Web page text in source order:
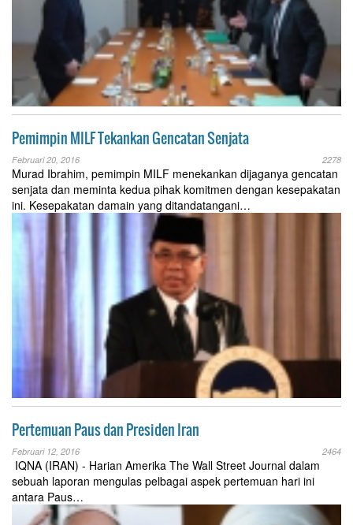
Pemimpin MILF Tekankan Gencatan Senjata
Februari 20, 2016 2278
Murad Ibrahim, pemimpin MILF menekankan dijaganya gencatan
senjata dan meminta kedua pihak komitmen dengan kesepakatan
ini. Kesepakatan damain yang ditandatangani…
Pertemuan Paus dan Presiden Iran
Februari 12, 2016 2464
IQNA (IRAN) - Harian Amerika The Wall Street Journal dalam
sebuah laporan mengulas pelbagai aspek pertemuan hari ini
antara Paus…